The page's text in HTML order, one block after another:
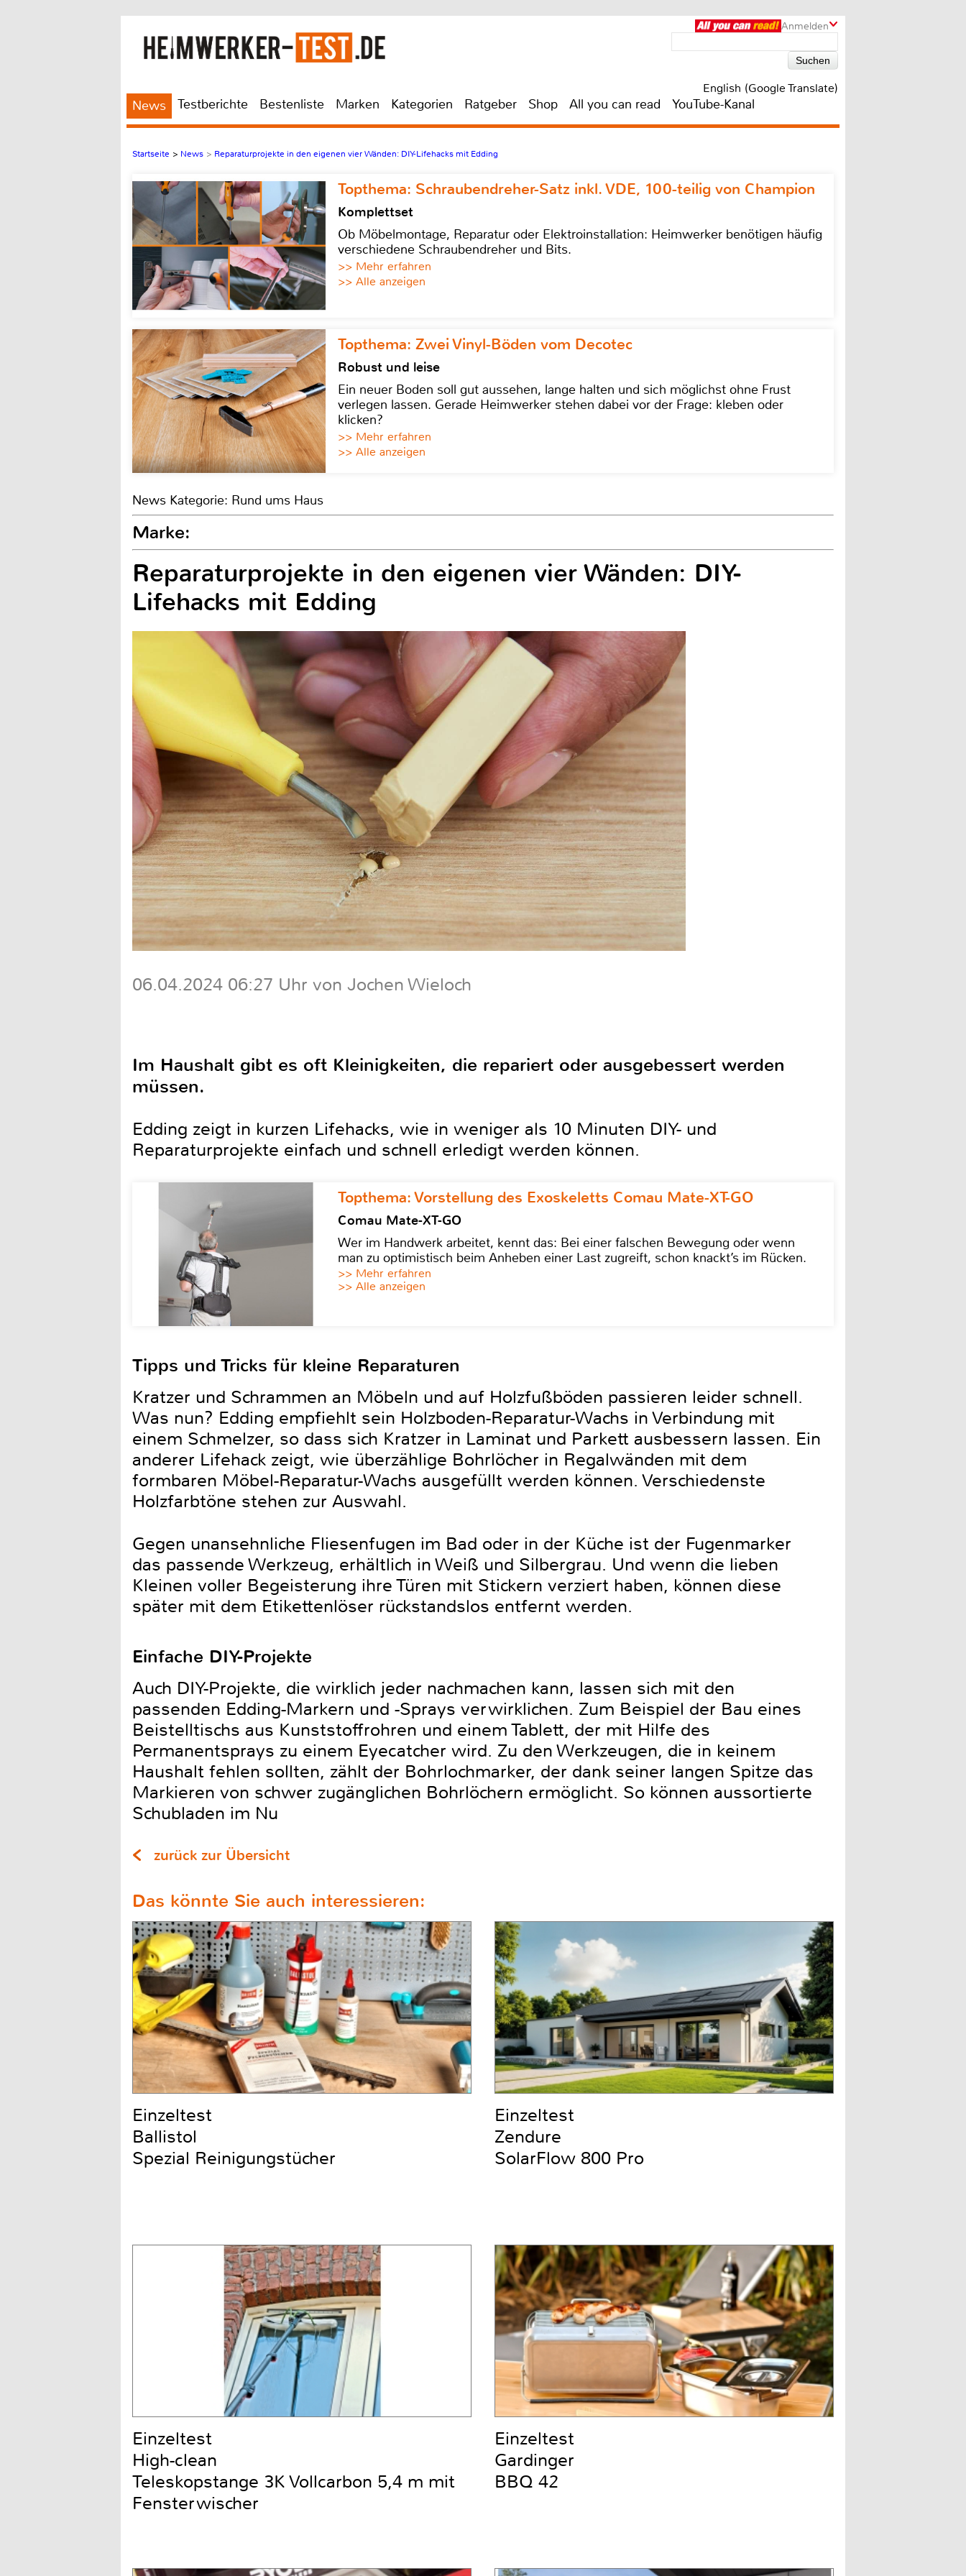
Anmelden
English (Google Translate)
News Testberichte Bestenliste Marken Kategorien Ratgeber Shop All you can read YouTube-Kanal
Startseite > News > Reparaturprojekte in den eigenen vier Wänden: DIY-Lifehacks mit Edding
Topthema: Schraubendreher-Satz inkl. VDE, 100-teilig von Champion
Komplettset
Ob Möbelmontage, Reparatur oder Elektroinstallation: Heimwerker benötigen häufig
verschiedene Schraubendreher und Bits.
>> Mehr erfahren
>> Alle anzeigen
Topthema: Zwei Vinyl-Böden vom Decotec
Robust und leise
Ein neuer Boden soll gut aussehen, lange halten und sich möglichst ohne Frust
verlegen lassen. Gerade Heimwerker stehen dabei vor der Frage: kleben oder
klicken?
>> Mehr erfahren
>> Alle anzeigen
News Kategorie: Rund ums Haus
Marke:
Reparaturprojekte in den eigenen vier Wänden: DIY-
Lifehacks mit Edding
06.04.2024 06:27 Uhr von Jochen Wieloch
Im Haushalt gibt es oft Kleinigkeiten, die repariert oder ausgebessert werden
müssen.
Edding zeigt in kurzen Lifehacks, wie in weniger als 10 Minuten DIY- und
Reparaturprojekte einfach und schnell erledigt werden können.
Topthema: Vorstellung des Exoskeletts Comau Mate-XT-GO
Comau Mate-XT-GO
Wer im Handwerk arbeitet, kennt das: Bei einer falschen Bewegung oder wenn
man zu optimistisch beim Anheben einer Last zugreift, schon knackt’s im Rücken.
>> Mehr erfahren
>> Alle anzeigen
Tipps und Tricks für kleine Reparaturen
Kratzer und Schrammen an Möbeln und auf Holzfußböden passieren leider schnell.
Was nun? Edding empfiehlt sein Holzboden-Reparatur-Wachs in Verbindung mit
einem Schmelzer, so dass sich Kratzer in Laminat und Parkett ausbessern lassen. Ein
anderer Lifehack zeigt, wie überzählige Bohrlöcher in Regalwänden mit dem
formbaren Möbel-Reparatur-Wachs ausgefüllt werden können. Verschiedenste
Holzfarbtöne stehen zur Auswahl.
Gegen unansehnliche Fliesenfugen im Bad oder in der Küche ist der Fugenmarker
das passende Werkzeug, erhältlich in Weiß und Silbergrau. Und wenn die lieben
Kleinen voller Begeisterung ihre Türen mit Stickern verziert haben, können diese
später mit dem Etikettenlöser rückstandslos entfernt werden.
Einfache DIY-Projekte
Auch DIY-Projekte, die wirklich jeder nachmachen kann, lassen sich mit den
passenden Edding-Markern und -Sprays verwirklichen. Zum Beispiel der Bau eines
Beistelltischs aus Kunststoffrohren und einem Tablett, der mit Hilfe des
Permanentsprays zu einem Eyecatcher wird. Zu den Werkzeugen, die in keinem
Haushalt fehlen sollten, zählt der Bohrlochmarker, der dank seiner langen Spitze das
Markieren von schwer zugänglichen Bohrlöchern ermöglicht. So können aussortierte
Schubladen im Nu
zurück zur Übersicht
Das könnte Sie auch interessieren:
Einzeltest
Ballistol
Spezial Reinigungstücher
Einzeltest
Zendure
SolarFlow 800 Pro
Einzeltest
High-clean
Teleskopstange 3K Vollcarbon 5,4 m mit
Fensterwischer
Einzeltest
Gardinger
BBQ 42